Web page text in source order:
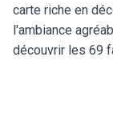
carte riche en
l'ambiance
découvrir les 69